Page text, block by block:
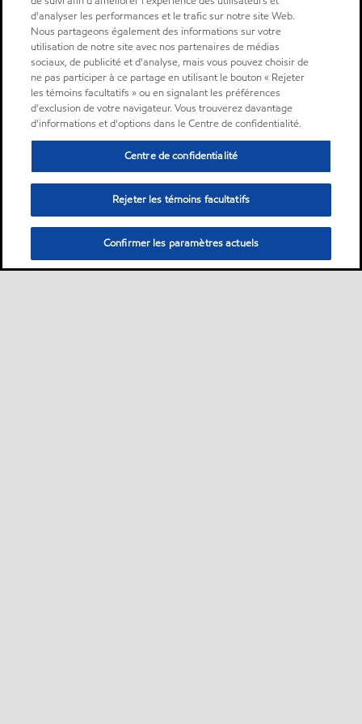
d'analyser les performances et le trafic sur notre site Web.
Nous partageons également des informations sur votre
utilisation de notre site avec nos partenaires de médias
sociaux, de publicité et d'analyse, mais vous pouvez choisir de
ne pas participer à ce partage en utilisant le bouton « Rejeter
les témoins facultatifs » ou en signalant les préférences
d'exclusion de votre navigateur. Vous trouverez davantage
d'informations et d'options dans le Centre de confidentialité.
Centre de confidentialité
Rejeter les témoins facultatifs
Confirmer les paramètres actuels